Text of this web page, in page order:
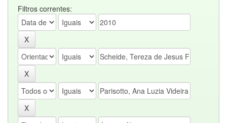
Filtros correntes: